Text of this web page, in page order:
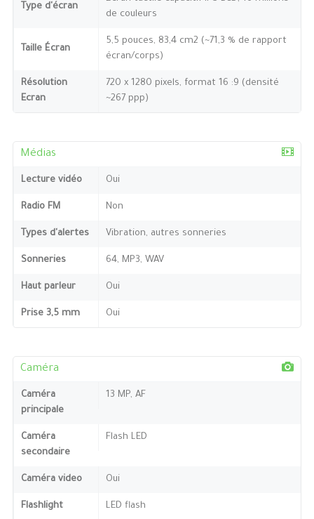
Type d'écran
de couleurs
Taille Écran
5,5 pouces, 83,4 cm2 (~71,3 % de rapport
écran/corps)
Résolution
Ecran
720 x 1280 pixels, format 16 :9 (densité
~267 ppp)
Médias
Lecture vidéo Oui
Radio FM Non
Types d'alertes Vibration, autres sonneries
Sonneries 64, MP3, WAV
Haut parleur Oui
Prise 3,5 mm Oui
Caméra
Caméra
principale
13 MP, AF
Caméra
secondaire
Flash LED
Caméra video Oui
Flashlight LED flash